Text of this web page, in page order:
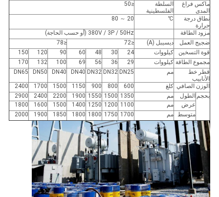
ماكس فراغ
المدى
السلطة
الفلسطينية
≤50
نطاق درجة
حرارة
℃
20 ～ 80
مزود الطاقة
380V / 3P / 50Hz (أو حسب الحاجة)
ضجيج العمل
ديسيبل (A) ≤72
≤78
قوة التسخين
كيلووات 24
30
48
60
90
120
150
مجموع الطاقة كيلووات 29
36
56
69
100
132
170
قطر خط
الأنابيب
مم DN25
DN32
DN32
DN40
DN40
DN50
DN65
الوزن الصافي كلغ 600
800
900
1150
1500
1700
2400
بحجم الطول مم 1350
1500
1550
1900
2200
2400
2900
عرض
مم 1100
1200
1250
1400
1500
1600
1800
متوسط مم 1700
1750
1800
1800
1850
1900
2000